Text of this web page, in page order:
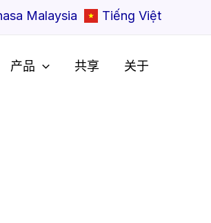
Malaysia Tiếng Việt
产品 共享 关于